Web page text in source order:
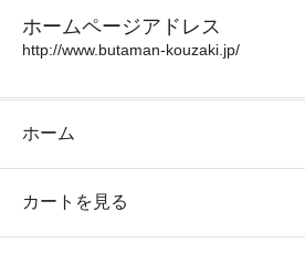
ホームページアドレス
http://www.butaman-kouzaki.jp/
ホーム
カートを見る